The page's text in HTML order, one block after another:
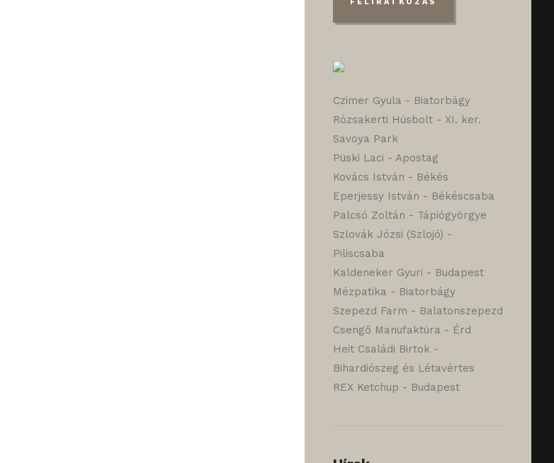
Czimer Gyula - Biatorbágy
Rózsakerti Húsbolt - XI. ker.
Savoya Park
Püski Laci - Apostag
Kovács István - Békés
Eperjessy István - Békéscsaba
Palcsó Zoltán - Tápiógyörgye
Szlovák Józsi (Szlojó) -
Piliscsaba
Kaldeneker Gyuri - Budapest
Mézpatika - Biatorbágy
Szepezd Farm - Balatonszepezd
Csengő Manufaktúra - Érd
Heit Családi Birtok -
Bihardiószeg és Létavértes
REX Ketchup - Budapest